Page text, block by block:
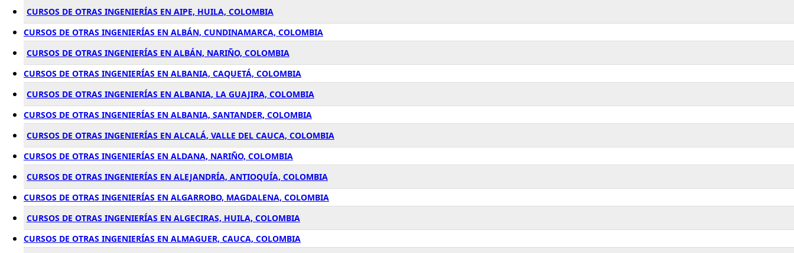
CURSOS DE OTRAS INGENIERÍAS EN AIPE, HUILA, COLOMBIA
CURSOS DE OTRAS INGENIERÍAS EN ALBÁN, CUNDINAMARCA, COLOMBIA
CURSOS DE OTRAS INGENIERÍAS EN ALBÁN, NARIÑO, COLOMBIA
CURSOS DE OTRAS INGENIERÍAS EN ALBANIA, CAQUETÁ, COLOMBIA
CURSOS DE OTRAS INGENIERÍAS EN ALBANIA, LA GUAJIRA, COLOMBIA
CURSOS DE OTRAS INGENIERÍAS EN ALBANIA, SANTANDER, COLOMBIA
CURSOS DE OTRAS INGENIERÍAS EN ALCALÁ, VALLE DEL CAUCA, COLOMBIA
CURSOS DE OTRAS INGENIERÍAS EN ALDANA, NARIÑO, COLOMBIA
CURSOS DE OTRAS INGENIERÍAS EN ALEJANDRÍA, ANTIOQUÍA, COLOMBIA
CURSOS DE OTRAS INGENIERÍAS EN ALGARROBO, MAGDALENA, COLOMBIA
CURSOS DE OTRAS INGENIERÍAS EN ALGECIRAS, HUILA, COLOMBIA
CURSOS DE OTRAS INGENIERÍAS EN ALMAGUER, CAUCA, COLOMBIA